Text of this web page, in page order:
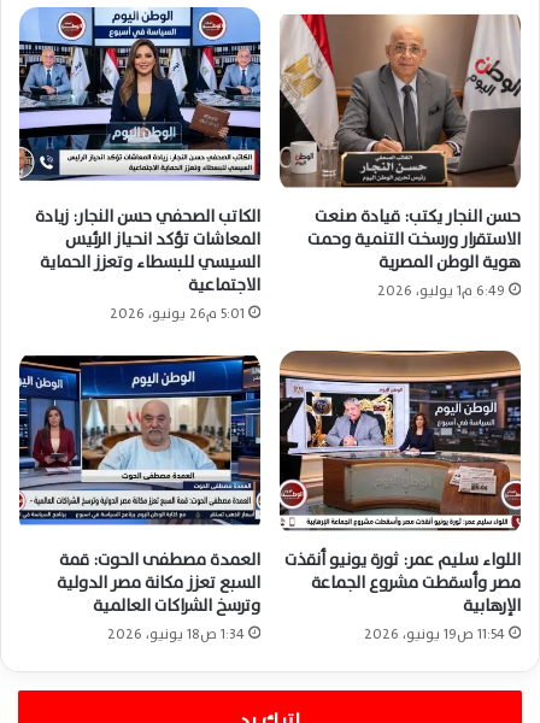
حسن النجار يكتب: قيادة صنعت
الاستقرار ورسخت التنمية وحمت
هوية الوطن المصرية
6:49 م1 يوليو، 2026
الكاتب الصحفي حسن النجار: زيادة
المعاشات تؤكد انحياز الرئيس
السيسي للبسطاء وتعزز الحماية
الاجتماعية
5:01 م26 يونيو، 2026
اللواء سليم عمر: ثورة يونيو أنقذت
مصر وأسقطت مشروع الجماعة
الإرهابية
11:54 ص19 يونيو، 2026
العمدة مصطفى الحوت: قمة
السبع تعزز مكانة مصر الدولية
وترسخ الشراكات العالمية
1:34 ص18 يونيو، 2026